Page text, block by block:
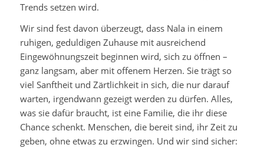
Trends setzen wird.
Wir sind fest davon überzeugt, dass Nala in einem
ruhigen, geduldigen Zuhause mit ausreichend
Eingewöhnungszeit beginnen wird, sich zu öffnen –
ganz langsam, aber mit offenem Herzen. Sie trägt so
viel Sanftheit und Zärtlichkeit in sich, die nur darauf
warten, irgendwann gezeigt werden zu dürfen. Alles,
was sie dafür braucht, ist eine Familie, die ihr diese
Chance schenkt. Menschen, die bereit sind, ihr Zeit zu
geben, ohne etwas zu erzwingen. Und wir sind sicher: